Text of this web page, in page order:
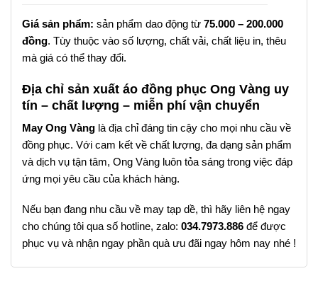
Giá sản phẩm: sản phẩm dao động từ 75.000 – 200.000
đồng. Tùy thuộc vào số lượng, chất vải, chất liệu in, thêu
mà giá có thể thay đổi.
Địa chỉ sản xuất áo đồng phục Ong Vàng uy
tín – chất lượng – miễn phí vận chuyển
May Ong Vàng là địa chỉ đáng tin cậy cho mọi nhu cầu về
đồng phục. Với cam kết về chất lượng, đa dạng sản phẩm
và dịch vụ tận tâm, Ong Vàng luôn tỏa sáng trong việc đáp
ứng mọi yêu cầu của khách hàng.
Nếu bạn đang nhu cầu về may tạp dề, thì hãy liên hệ ngay
cho chúng tôi qua số hotline, zalo: 034.7973.886 để được
phục vụ và nhận ngay phần quà ưu đãi ngay hôm nay nhé !